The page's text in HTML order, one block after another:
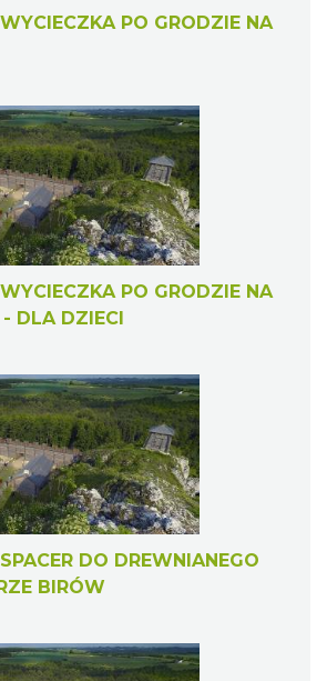
PO GRODZIE NA
PO GRODZIE NA
DLA DZIECI
DO DREWNIANEGO
BIRÓW